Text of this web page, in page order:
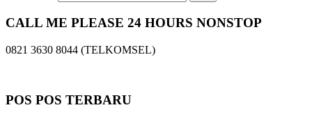
CALL ME PLEASE 24 HOURS NONSTOP
0821 3630 8044 (TELKOMSEL)
POS POS TERBARU